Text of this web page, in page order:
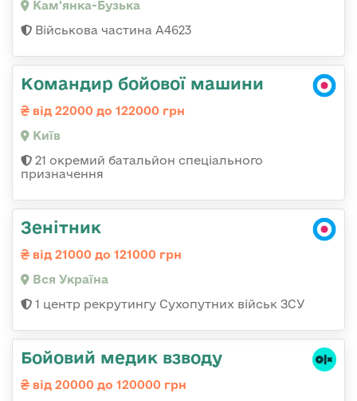
Кам'янка-Бузька
Військова частина А4623
Командир бойової машини
від 22000 до 122000 грн
Київ
21 окремий батальйон спеціального
призначення
Зенітник
від 21000 до 121000 грн
Вся Україна
1 центр рекрутингу Сухопутних військ ЗСУ
Бойовий медик взводу
від 20000 до 120000 грн